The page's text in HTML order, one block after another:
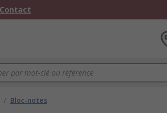
/ Bloc-notes